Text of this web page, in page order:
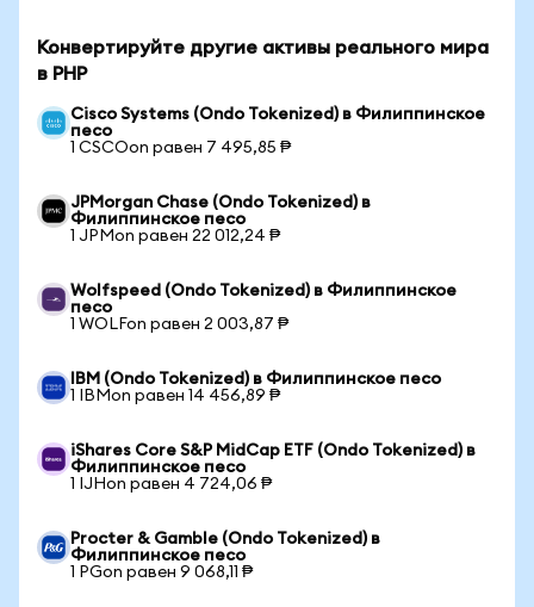
Конвертируйте другие активы реального мира
в PHP
Cisco Systems (Ondo Tokenized) в Филиппинское
песо
1 CSCOon равен 7 495,85 ₱
JPMorgan Chase (Ondo Tokenized) в
Филиппинское песо
1 JPMon равен 22 012,24 ₱
Wolfspeed (Ondo Tokenized) в Филиппинское
песо
1 WOLFon равен 2 003,87 ₱
IBM (Ondo Tokenized) в Филиппинское песо
1 IBMon равен 14 456,89 ₱
iShares Core S&P MidCap ETF (Ondo Tokenized) в
Филиппинское песо
1 IJHon равен 4 724,06 ₱
Procter & Gamble (Ondo Tokenized) в
Филиппинское песо
1 PGon равен 9 068,11 ₱